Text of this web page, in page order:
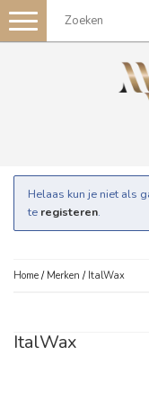
Toggle
navigation
Helaas kun je niet als
te registeren.
Home / Merken / ItalWax
ItalWax